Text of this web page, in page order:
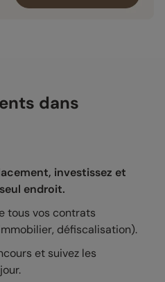
dans
investissez et
endroit.
tous vos contrats
défiscalisation).
et suivez les